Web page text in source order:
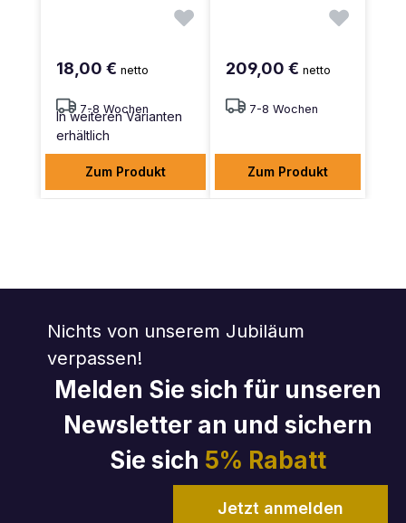
18,00 € netto
7-8 Wochen
In weiteren Varianten
erhältlich
Zum Produkt
209,00 €netto
7-8 Wochen
Zum Produkt
Nichts von unserem Jubiläum
verpassen!
Melden Sie sich für unseren
Newsletter an und sichern
Sie sich 5% Rabatt
Jetzt anmelden